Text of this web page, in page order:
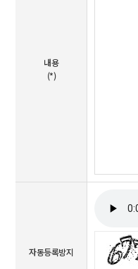
내용
(*)
자동등록방지